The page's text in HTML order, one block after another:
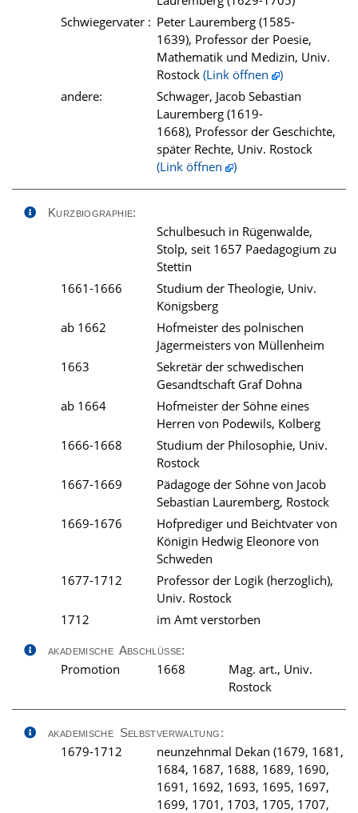
Schwiegervater : Peter Lauremberg (1585-
1639), Professor der Poesie,
Mathematik und Medizin, Univ.
Rostock (Link öffnen
)
andere:
Schwager, Jacob Sebastian
Lauremberg (1619-
1668), Professor der Geschichte,
später Rechte, Univ. Rostock
(Link öffnen
)
Kurzbiographie:
Schulbesuch in Rügenwalde,
Stolp, seit 1657 Paedagogium zu
Stettin
1661-1666
Studium der Theologie, Univ.
Königsberg
ab 1662
Hofmeister des polnischen
Jägermeisters von Müllenheim
1663
Sekretär der schwedischen
Gesandtschaft Graf Dohna
ab 1664
Hofmeister der Söhne eines
Herren von Podewils, Kolberg
1666-1668
Studium der Philosophie, Univ.
Rostock
1667-1669
Pädagoge der Söhne von Jacob
Sebastian Lauremberg, Rostock
1669-1676
Hofprediger und Beichtvater von
Königin Hedwig Eleonore von
Schweden
1677-1712
Professor der Logik (herzoglich),
Univ. Rostock
1712
im Amt verstorben
akademische Abschlüsse:
Promotion 1668
Mag. art., Univ.
Rostock
akademische Selbstverwaltung:
1679-1712
neunzehnmal Dekan (1679, 1681,
1684, 1687, 1688, 1689, 1690,
1691, 1692, 1693, 1695, 1697,
1699, 1701, 1703, 1705, 1707,